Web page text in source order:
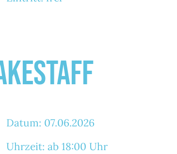
Datum: 07.06.2026
Uhrzeit: ab 18:00 Uhr